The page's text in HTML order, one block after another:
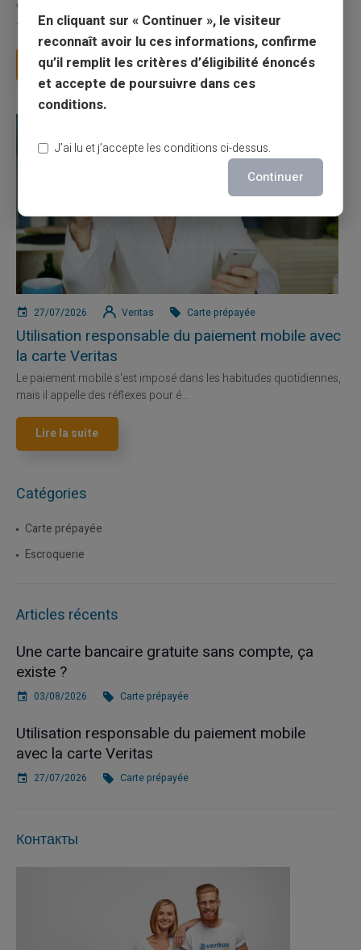
Vous avez tapé cette recherche parce que votre banque vous
facture 50 € par an pour une carte que vo...
Lire la suite
27/07/2026 Veritas Carte prépayée
Utilisation responsable du paiement mobile avec
la carte Veritas
Le paiement mobile s'est imposé dans les habitudes quotidiennes,
mais il appelle des réflexes pour é...
Lire la suite
Catégories
Carte prépayée
Escroquerie
Articles récents
Une carte bancaire gratuite sans compte, ça
existe ?
03/08/2026 Carte prépayée
Utilisation responsable du paiement mobile
avec la carte Veritas
27/07/2026 Carte prépayée
Контакты
En cliquant sur « Continuer », le visiteur
reconnaît avoir lu ces informations, confirme
qu’il remplit les critères d’éligibilité énoncés
et accepte de poursuivre dans ces
conditions.
J’ai lu et j’accepte les conditions ci-dessus.
Continuer